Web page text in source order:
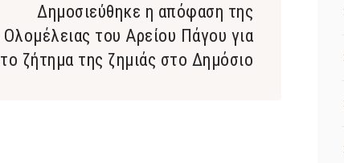
Δημοσιεύθηκε η απόφαση της
Ολομέλειας του Αρείου Πάγου για
το ζήτημα της ζημιάς στο Δημόσιο